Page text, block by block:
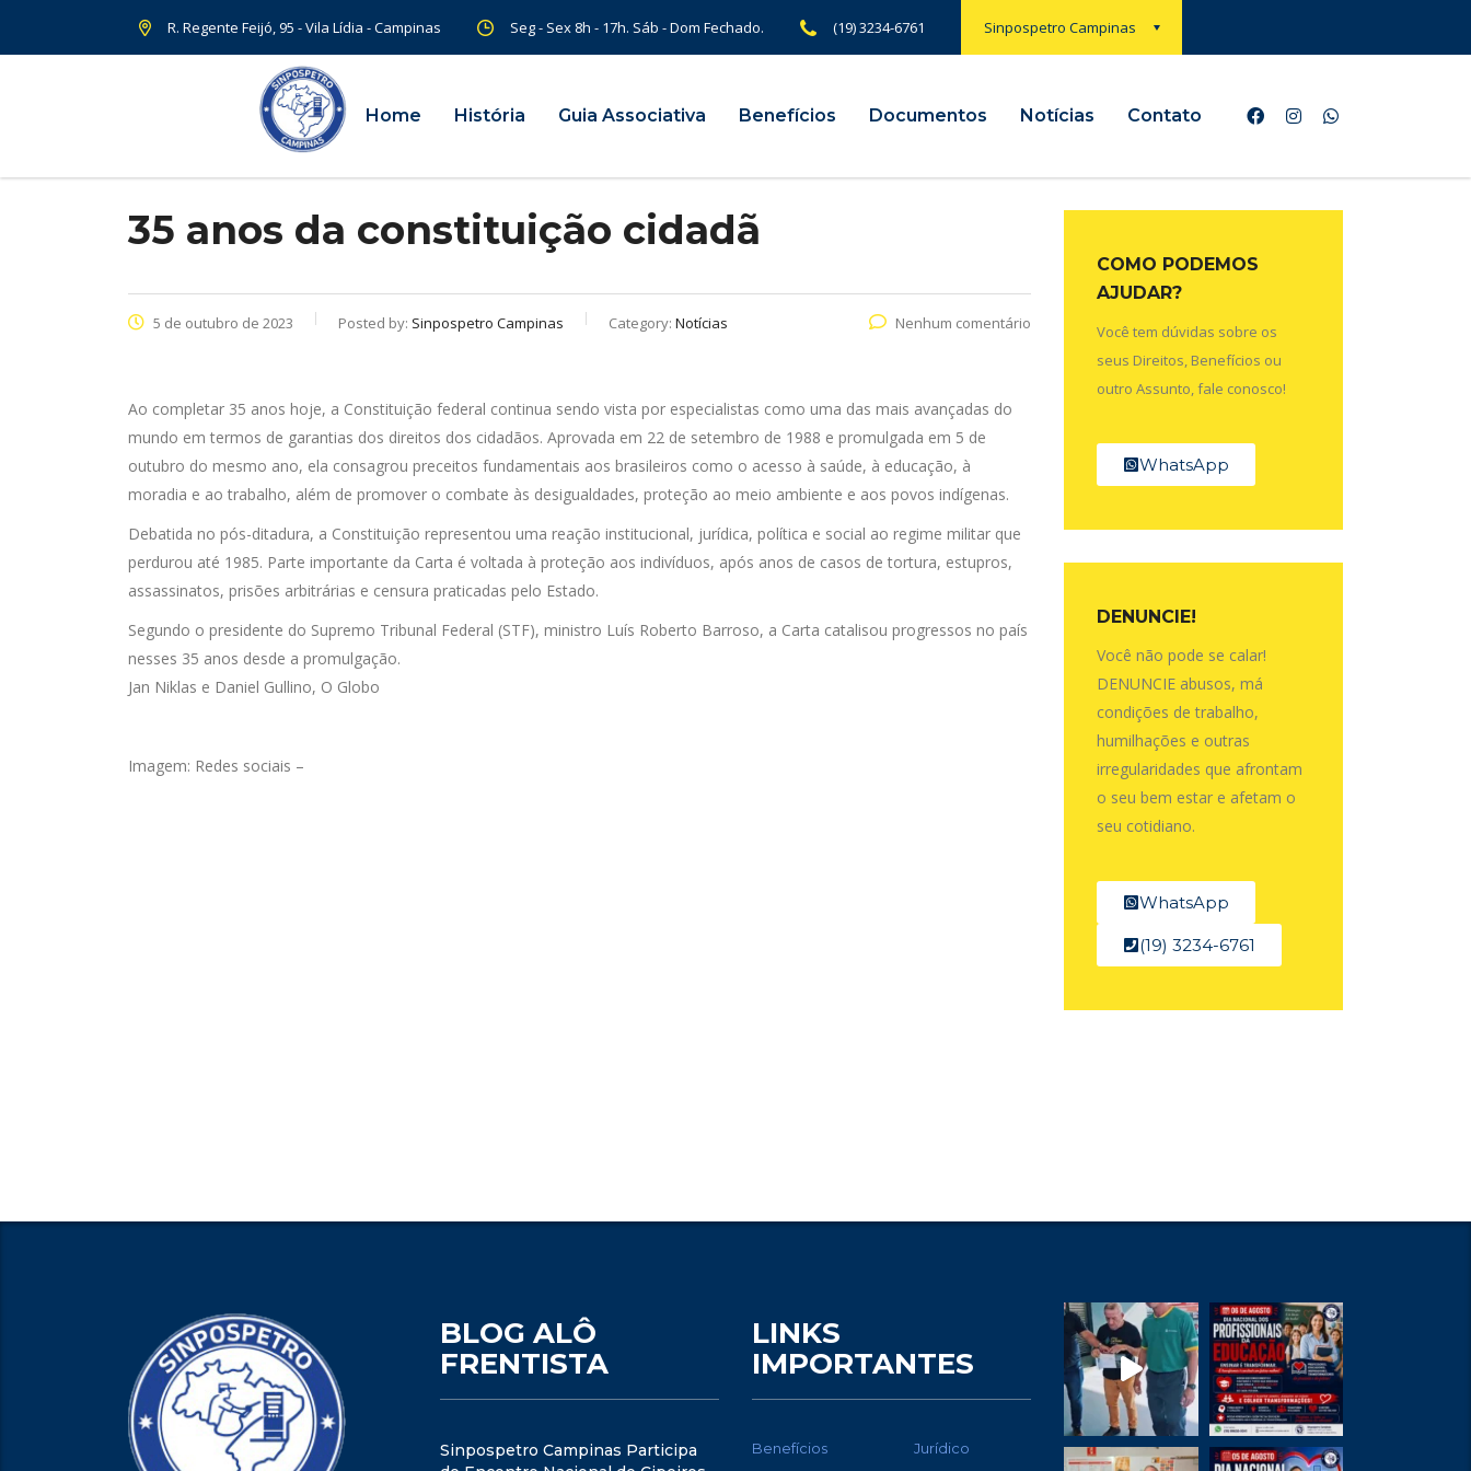
Sinpospetro Campinas
R. Regente Feijó, 95 - Vila Lídia - Campinas Seg - Sex 8h - 17h. Sáb - Dom Fechado. (19) 3234-6761
Home História Guia Associativa Benefícios Documentos Notícias Contato
35 anos da constituição cidadã
5 de outubro de 2023 Posted by: Sinpospetro Campinas Category: Notícias Nenhum comentário
Ao completar 35 anos hoje, a Constituição federal continua sendo vista por especialistas como uma das mais avançadas do
mundo em termos de garantias dos direitos dos cidadãos. Aprovada em 22 de setembro de 1988 e promulgada em 5 de
outubro do mesmo ano, ela consagrou preceitos fundamentais aos brasileiros como o acesso à saúde, à educação, à
moradia e ao trabalho, além de promover o combate às desigualdades, proteção ao meio ambiente e aos povos indígenas.
Debatida no pós-ditadura, a Constituição representou uma reação institucional, jurídica, política e social ao regime militar que
perdurou até 1985. Parte importante da Carta é voltada à proteção aos indivíduos, após anos de casos de tortura, estupros,
assassinatos, prisões arbitrárias e censura praticadas pelo Estado.
Segundo o presidente do Supremo Tribunal Federal (STF), ministro Luís Roberto Barroso, a Carta catalisou progressos no país
nesses 35 anos desde a promulgação.
Jan Niklas e Daniel Gullino, O Globo
Imagem: Redes sociais –
COMO PODEMOS
AJUDAR?
Você tem dúvidas sobre os
seus Direitos, Benefícios ou
outro Assunto, fale conosco!
WhatsApp
DENUNCIE!
Você não pode se calar!
DENUNCIE abusos, má
condições de trabalho,
humilhações e outras
irregularidades que afrontam
o seu bem estar e afetam o
seu cotidiano.
WhatsApp
(19) 3234-6761
BLOG ALÔ
FRENTISTA
Sinpospetro Campinas Participa
LINKS
IMPORTANTES
Benefícios Jurídico